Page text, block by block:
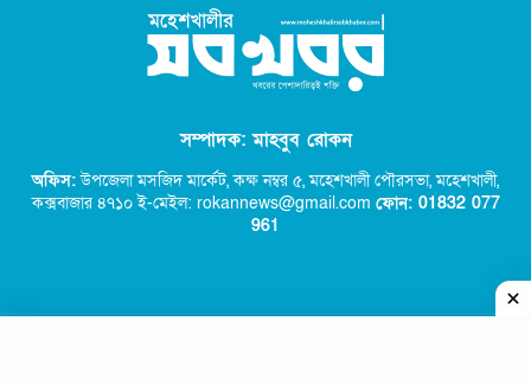
সম্পাদক: মাহবুব রোকন
অফিস:উপজেলা মসজিদ মার্কেট, কক্ষ নম্বর ৫,মহেশখালী পৌরসভা, মহেশখালী,
কক্সবাজার ৪৭১০ ই-মেইল: rokannews@gmail.com ফোন: 01832 077
961